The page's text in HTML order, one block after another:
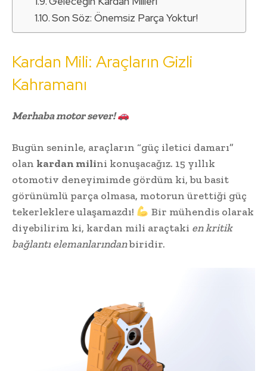
Son Söz: Önemsiz Parça Yoktur!
Kardan Mili: Araçların Gizli
Kahramanı
Merhaba motor sever!
Bugün seninle, araçların “güç iletici damarı”
olan kardan milini konuşacağız. 15 yıllık
otomotiv deneyimimde gördüm ki, bu basit
görünümlü parça olmasa, motorun ürettiği güç
tekerleklere ulaşamazdı!
Bir mühendis olarak
diyebilirim ki, kardan mili araçtaki en kritik
bağlantı elemanlarındanbiridir.